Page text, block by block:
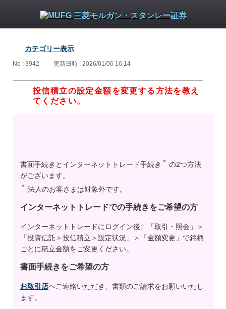
カテゴリー表示
No : 3942 更新日時 : 2026/01/06 16:14
投信積立の設定金額を変更する方法を教え
てください。
書面手続きとインターネットトレード手続き ＊ の2つ方法
がございます。
＊ 法人のお客さまは対象外です。
インターネットトレードでの手続きをご希望の方
インターネットトレードにログイン後、「取引・照会」＞
「投資信託＞投信積立＞設定状況」＞「金額変更」で銘柄
ごとに積立金額をご変更ください。
書面手続きをご希望の方
お取引店へご連絡いただき、書類のご請求をお願いいたし
ます。